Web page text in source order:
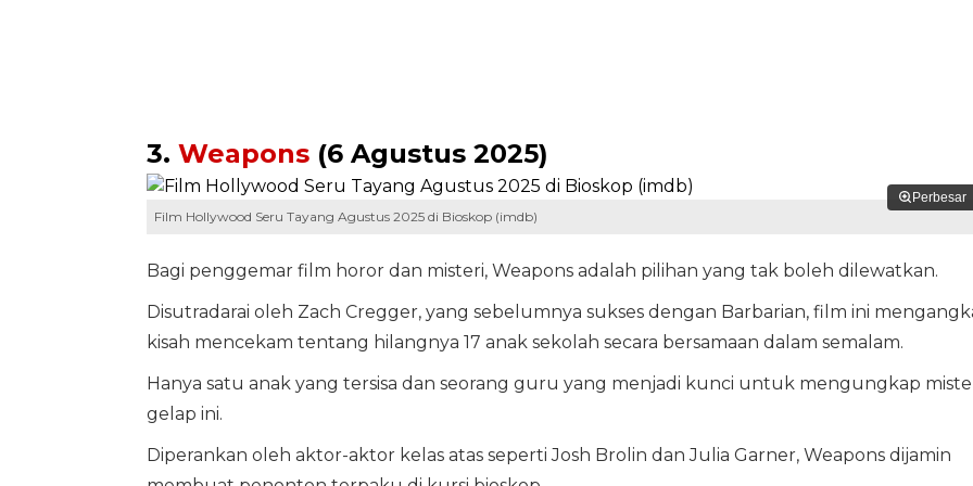
3. Weapons(6 Agustus 2025)
Perbesar
Film Hollywood Seru Tayang Agustus 2025 di Bioskop (imdb)
Bagi penggemar film horor dan misteri, Weapons adalah pilihan yang tak boleh dilewatkan.
Disutradarai oleh Zach Cregger, yang sebelumnya sukses dengan Barbarian, film ini
kisah mencekam tentang hilangnya 17 anak sekolah secara bersamaan dalam semalam.
Hanya satu anak yang tersisa dan seorang guru yang menjadi kunci untuk mengungkap
gelap ini.
Diperankan oleh aktor-aktor kelas atas seperti Josh Brolin dan Julia Garner, Weapons dijamin